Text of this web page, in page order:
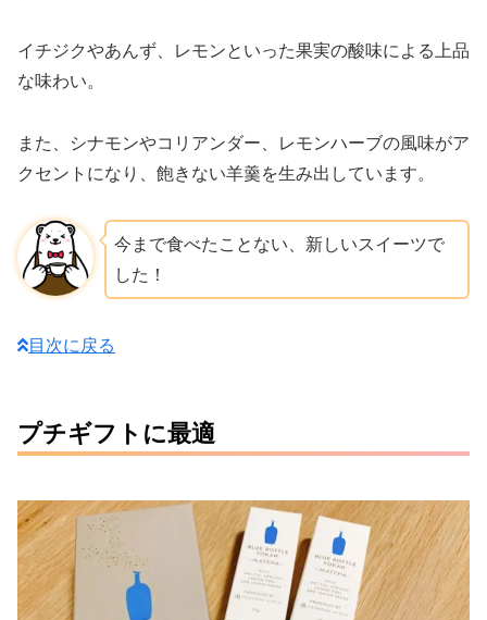
イチジクやあんず、レモンといった果実の酸味による上品
な味わい。
また、シナモンやコリアンダー、レモンハーブの風味がア
クセントになり、飽きない羊羹を生み出しています。
今まで食べたことない、新しいスイーツで
した！
目次に戻る
プチギフトに最適